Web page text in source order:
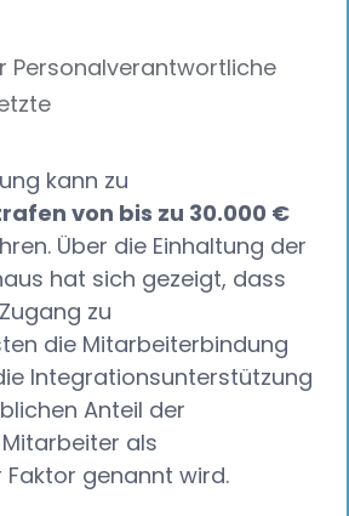
Personalverantwortliche
kann zu
von bis zu 30.000 €
Über die Einhaltung der
hat sich gezeigt, dass
zu
die Mitarbeiterbindung
Integrationsunterstützung
Anteil der
als
genannt wird.